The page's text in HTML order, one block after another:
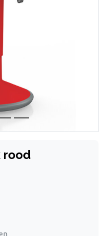
rood